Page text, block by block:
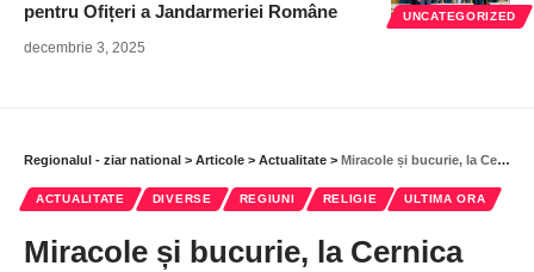
UNCATEGORIZED
pentru Ofițeri a Jandarmeriei Române
decembrie 3, 2025
Regionalul - ziar national > Articole > Actualitate > Miracole și bucurie, la Cernica
ACTUALITATE DIVERSE REGIUNI RELIGIE ULTIMA ORA
Miracole și bucurie, la Cernica